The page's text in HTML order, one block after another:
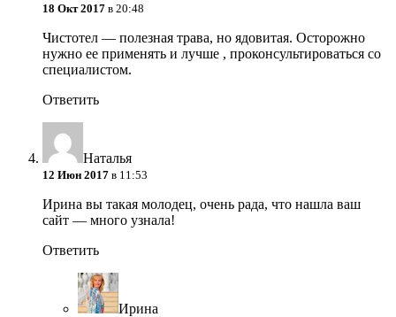
18 Окт 2017 в 20:48
Чистотел — полезная трава, но ядовитая. Осторожно
нужно ее применять и лучше , проконсультироваться со
специалистом.
Ответить
Наталья
12 Июн 2017 в 11:53
Ирина вы такая молодец, очень рада, что нашла ваш
сайт — много узнала!
Ответить
Ирина